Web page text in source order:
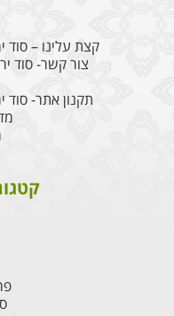
קצת עלינו – סוד
צור קשר- סוד
תקנון אתר- סוד